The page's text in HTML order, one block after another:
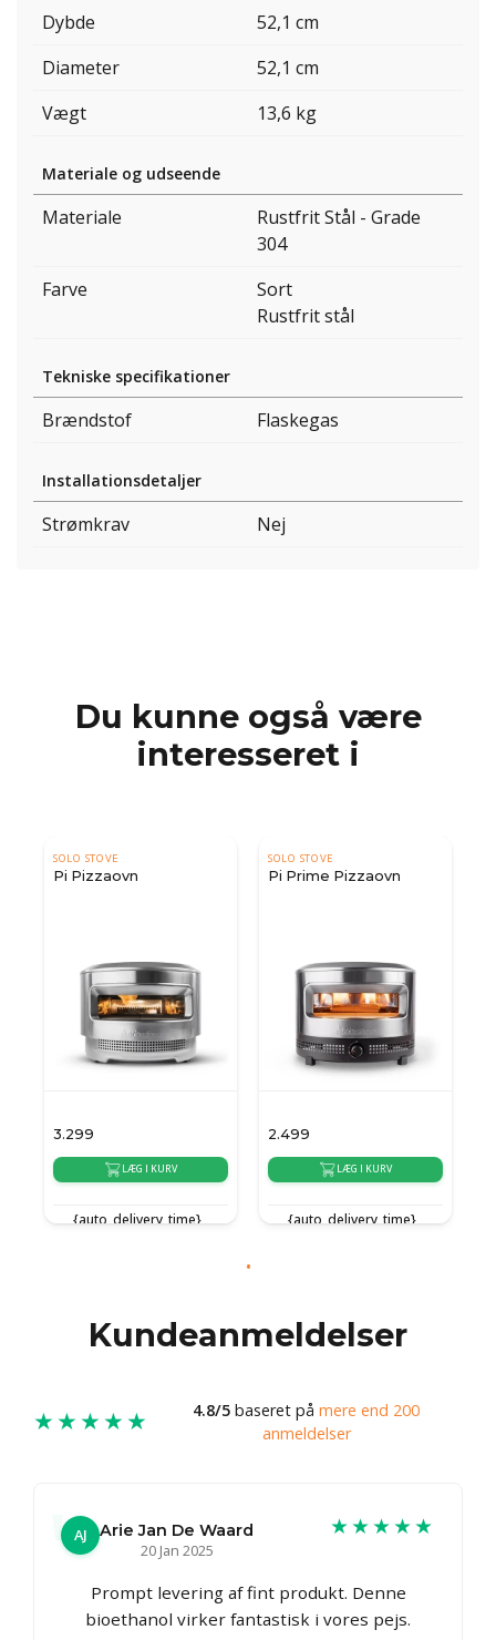
Dybde
52,1 cm
Diameter
52,1 cm
Vægt
13,6 kg
Materiale og udseende
Materiale
Rustfrit Stål - Grade
304
Farve
Sort
Rustfrit stål
Tekniske specifikationer
Brændstof Flaskegas
Installationsdetaljer
Strømkrav Nej
Du kunne også være
interesseret i
SOLO STOVE
Pi Pizzaovn
3.299
LÆG I KURV
{auto_delivery_time}
SOLO STOVE
Pi Prime Pizzaovn
2.499
LÆG I KURV
{auto_delivery_time}
Kundeanmeldelser
★★★★★ 4.8/5 baseret på mere end 200
anmeldelser
AJ
Arie Jan De Waard
20 Jan 2025
★★★★★
Prompt levering af fint produkt. Denne
bioethanol virker fantastisk i vores pejs.